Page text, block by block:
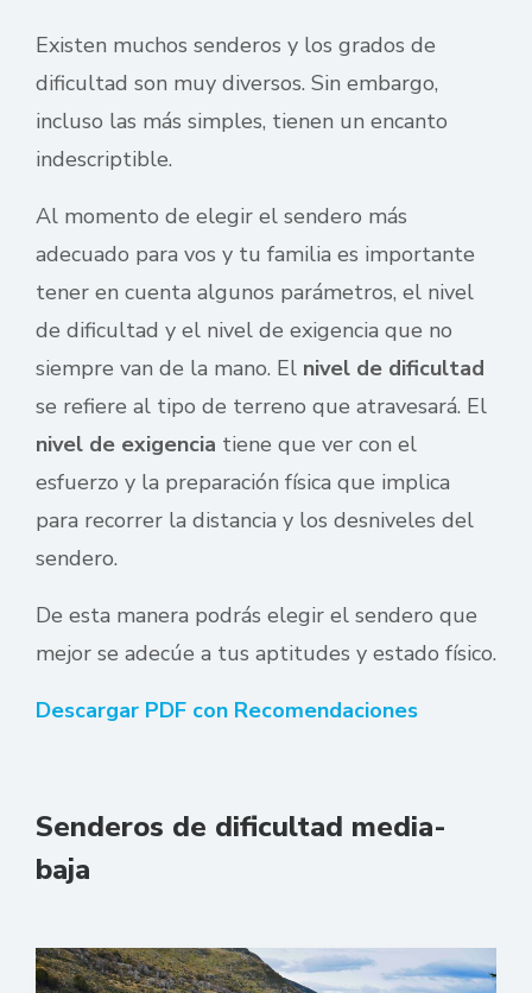
Existen muchos senderos y los grados de
dificultad son muy diversos. Sin embargo,
incluso las más simples, tienen un encanto
indescriptible.
Al momento de elegir el sendero más
adecuado para vos y tu familia es importante
tener en cuenta algunos parámetros, el nivel
de dificultad y el nivel de exigencia que no
siempre van de la mano. El nivel de dificultad
se refiere al tipo de terreno que atravesará. El
nivel de exigencia tiene que ver con el
esfuerzo y la preparación física que implica
para recorrer la distancia y los desniveles del
sendero.
De esta manera podrás elegir el sendero que
mejor se adecúe a tus aptitudes y estado físico.
Descargar PDF con Recomendaciones
Senderos de dificultad media-
baja